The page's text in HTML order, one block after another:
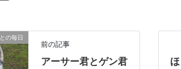
の毎日
前の記事
アーサー君とゲン君